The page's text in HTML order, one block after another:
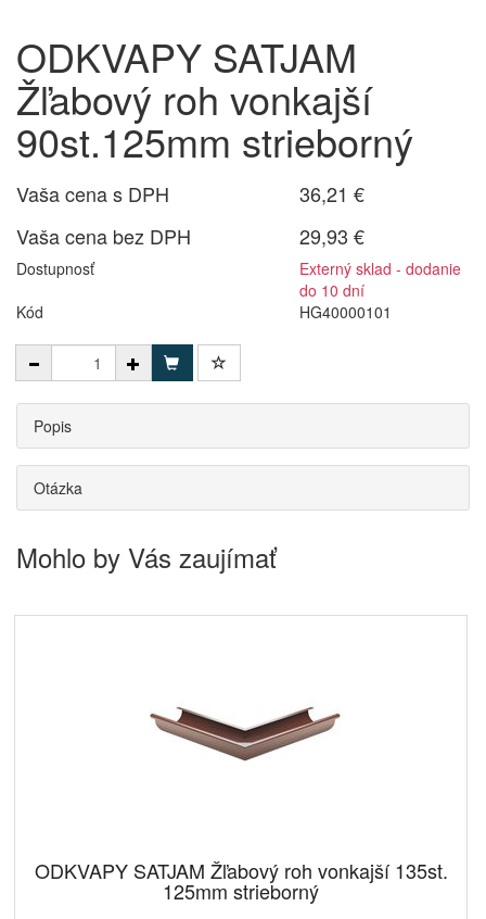
ODKVAPY SATJAM
Žľabový roh vonkajší
90st.125mm strieborný
Vaša cena s DPH
36,21 €
Vaša cena bez DPH
29,93 €
Dostupnosť
Externý sklad - dodanie
do 10 dní
Kód
HG40000101
Popis
Otázka
Mohlo by Vás zaujímať
ODKVAPY SATJAM Žľabový roh vonkajší 135st.
125mm strieborný